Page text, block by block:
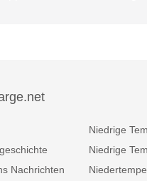
Nachrichten
Niedrige
Niedrige